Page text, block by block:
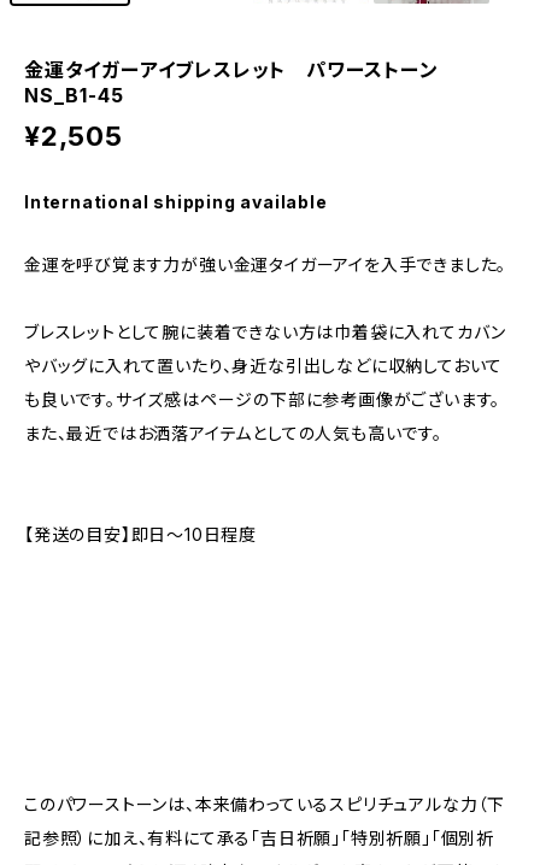
金運タイガーアイブレスレット パワーストーン
NS_B1-45
¥2,505
International shipping available
金運を呼び覚ます力が強い金運タイガーアイを入手できました。
ブレスレットとして腕に装着できない方は巾着袋に入れてカバン
やバッグに入れて置いたり、身近な引出しなどに収納しておいて
も良いです。サイズ感はページの下部に参考画像がございます。
また、最近ではお洒落アイテムとしての人気も高いです。
【発送の目安】即日～10日程度
このパワーストーンは、本来備わっているスピリチュアルな力（下
記参照）に加え、有料にて承る「吉日祈願」「特別祈願」「個別祈